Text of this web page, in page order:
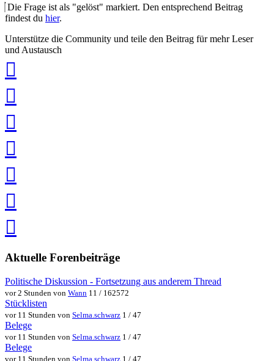
Die Frage ist als "gelöst" markiert. Den entsprechend Beitrag
findest du hier.
Unterstütze die Community und teile den Beitrag für mehr Leser
und Austausch
teilen
teilen
teilen
teilen
speichern
via
teilenteilen
Aktuelle Forenbeiträge
Politische Diskussion - Fortsetzung aus anderem Thread
vor 2 Stunden von Wann 11 / 162572
Stücklisten
vor 11 Stunden von Selma.schwarz 1 / 47
Belege
vor 11 Stunden von Selma.schwarz 1 / 47
Belege
vor 11 Stunden von Selma.schwarz 1 / 47